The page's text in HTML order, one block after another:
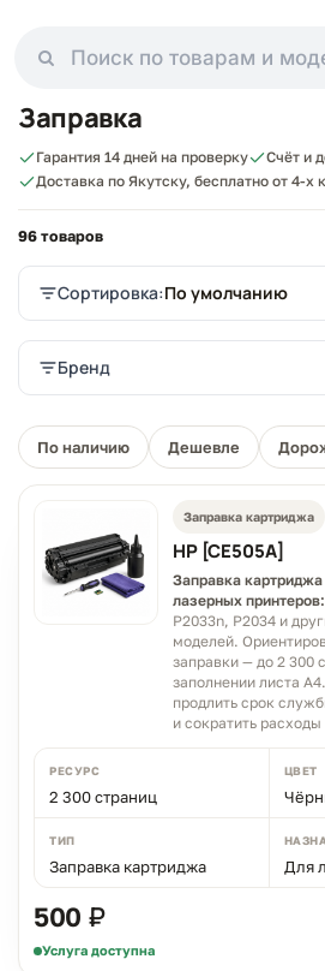
Заправка
Гарантия 14 дней на проверку
Счёт и
Доставка по Якутску, бесплатно от 4-х
96 товаров
Сортировка:По умолчанию
Бренд
По наличию Дешевле
Заправка картриджа
HP [CE505A]
Заправка картриджа
лазерных принтеров:
P2033n, P2034 и
моделей.
заправки — до 2 300
заполнении листа
продлить срок
и сократить расходы
РЕСУРС
2 300 страниц
ЦВЕТ
ТИП
Заправка картриджа Для
500 ₽
Услуга доступна